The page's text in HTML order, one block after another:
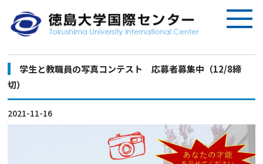
学生と教職員の写真コンテスト 応募者募集中（12/8締
切）
2021-11-16